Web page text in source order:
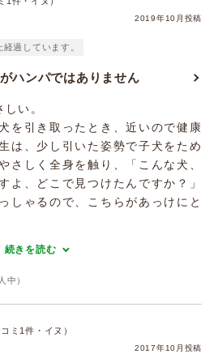
2019年10月投稿
過しています。
ハンパではありません
い。
を引き取ったとき、近いので健康
は、少し引いた姿勢で子犬をため
さしく全身を触り、「こんな犬、
よ、どこで見つけたんですか？」
しゃるので、こちらがあっけにと
続きを読む
人中）
ミ1件・イヌ）
2017年10月投稿